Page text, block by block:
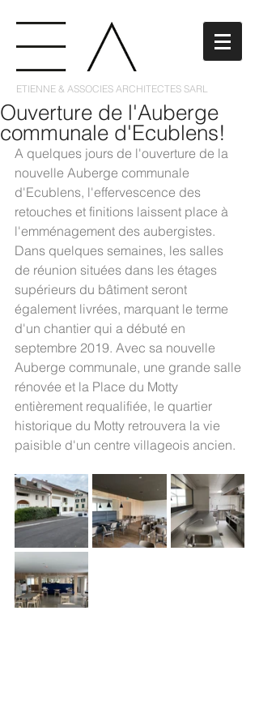
ETIENNE & ASSOCIES ARCHITECTES SARL
Ouverture de l'Auberge
communale d'Ecublens!
A quelques jours de l'ouverture de la
nouvelle Auberge communale
d'Ecublens, l'effervescence des
retouches et finitions laissent place à
l'emménagement des aubergistes.
Dans quelques semaines, les salles
de réunion situées dans les étages
supérieurs du bâtiment seront
également livrées, marquant le terme
d'un chantier qui a débuté en
septembre 2019. Avec sa nouvelle
Auberge communale, une grande salle
rénovée et la Place du Motty
entièrement requalifiée, le quartier
historique du Motty retrouvera la vie
paisible d'un centre villageois ancien.